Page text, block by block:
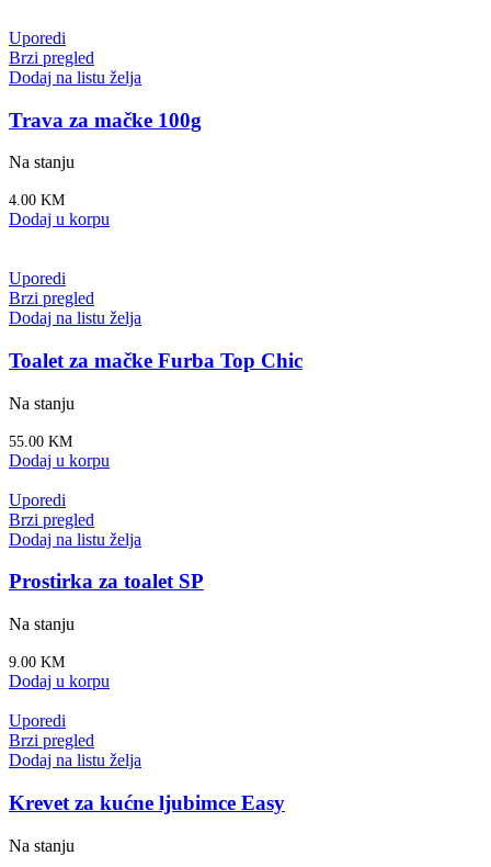
Uporedi
Brzi pregled
Dodaj na listu želja
Trava za mačke 100g
Na stanju
4.00 KM
Dodaj u korpu
Uporedi
Brzi pregled
Dodaj na listu želja
Toalet za mačke Furba Top Chic
Na stanju
55.00 KM
Dodaj u korpu
Uporedi
Brzi pregled
Dodaj na listu želja
Prostirka za toalet SP
Na stanju
9.00 KM
Dodaj u korpu
Uporedi
Brzi pregled
Dodaj na listu želja
Krevet za kućne ljubimce Easy
Na stanju